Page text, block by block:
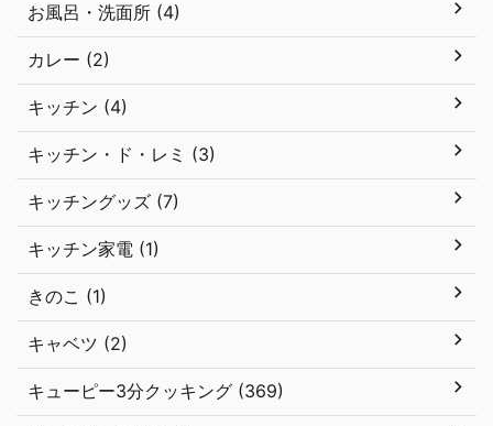
お風呂・洗面所 (4)
カレー (2)
キッチン (4)
キッチン・ド・レミ (3)
キッチングッズ (7)
キッチン家電 (1)
きのこ (1)
キャベツ (2)
キューピー3分クッキング (369)